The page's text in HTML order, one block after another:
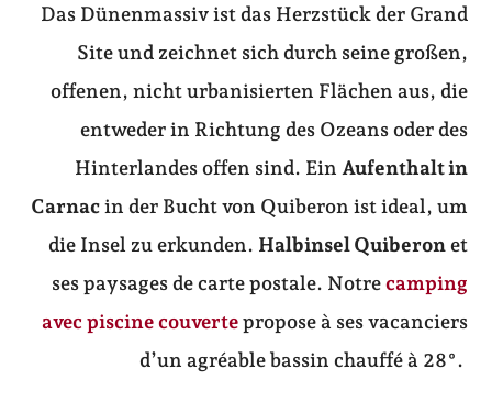
Das Dünenmassiv ist das Herzstück der Grand
Site und zeichnet sich durch seine großen,
offenen, nicht urbanisierten Flächen aus, die
entweder in Richtung des Ozeans oder des
Hinterlandes offen sind. Ein Aufenthalt in
Carnacin der Bucht von Quiberon ist ideal, um
die Insel zu erkunden. Halbinsel Quiberonet
ses paysages de carte postale. Notrecamping
avec piscine couvertepropose à ses vacanciers
d’un agréable bassin chauffé à 28°.